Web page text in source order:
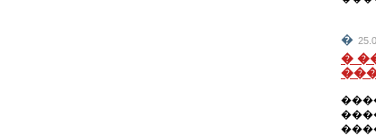
�
�